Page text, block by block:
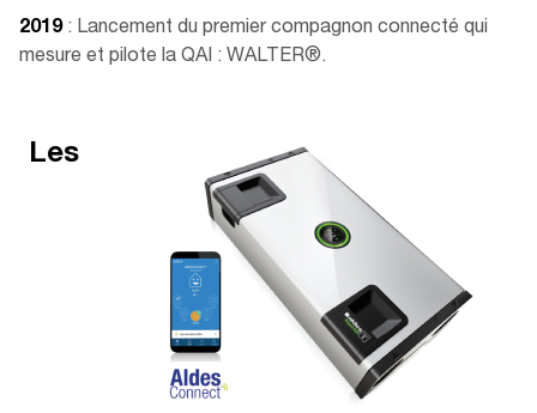
2019 : Lancement du premier compagnon connecté qui
mesure et pilote la QAI : WALTER®.
Les